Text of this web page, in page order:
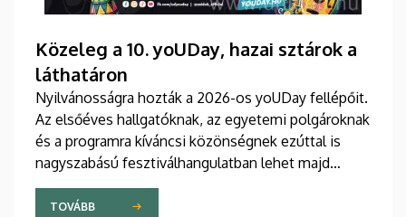
Közeleg a 10. yoUDay, hazai sztárok a
láthatáron
Nyilvánosságra hozták a 2026-os yoUDay fellépőit.
Az elsőéves hallgatóknak, az egyetemi polgároknak
és a programra kíváncsi közönségnek ezúttal is
nagyszabású fesztiválhangulatban lehet majd
része, grandiózus tanévnyitó stadionshow-n
vehetnek részt szeptember közepén.
TOVÁBB